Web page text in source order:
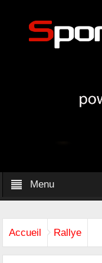
Menu
Accueil Rallye